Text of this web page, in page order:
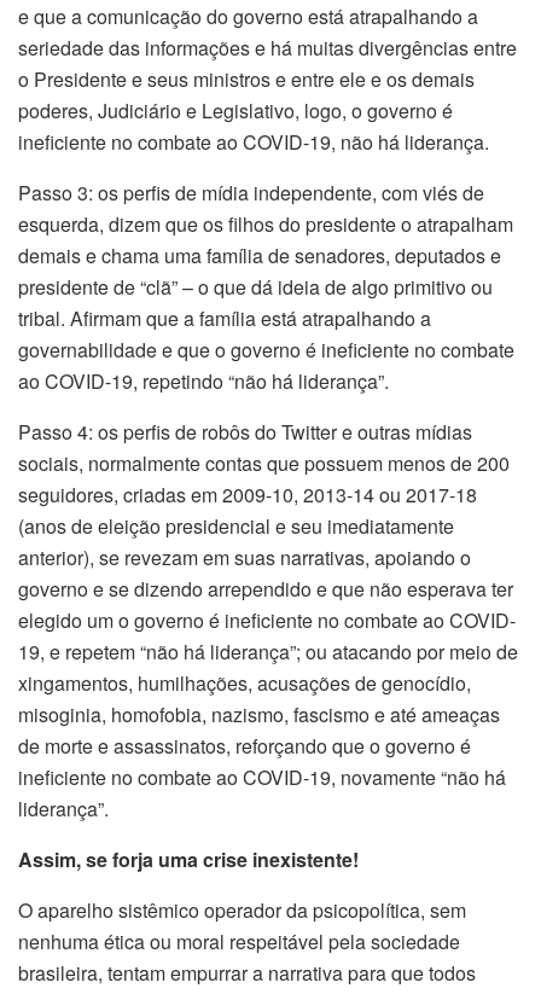
e que a comunicação do governo está atrapalhando a
seriedade das informações e há muitas divergências entre
o Presidente e seus ministros e entre ele e os demais
poderes, Judiciário e Legislativo, logo, o governo é
ineficiente no combate ao COVID-19, não há liderança.
Passo 3: os perfis de mídia independente, com viés de
esquerda, dizem que os filhos do presidente o atrapalham
demais e chama uma família de senadores, deputados e
presidente de “clã” – o que dá ideia de algo primitivo ou
tribal. Afirmam que a família está atrapalhando a
governabilidade e que o governo é ineficiente no combate
ao COVID-19, repetindo “não há liderança”.
Passo 4: os perfis de robôs do Twitter e outras mídias
sociais, normalmente contas que possuem menos de 200
seguidores, criadas em 2009-10, 2013-14 ou 2017-18
(anos de eleição presidencial e seu imediatamente
anterior), se revezam em suas narrativas, apoiando o
governo e se dizendo arrependido e que não esperava ter
elegido um o governo é ineficiente no combate ao COVID-
19, e repetem “não há liderança”; ou atacando por meio de
xingamentos, humilhações, acusações de genocídio,
misoginia, homofobia, nazismo, fascismo e até ameaças
de morte e assassinatos, reforçando que o governo é
ineficiente no combate ao COVID-19, novamente “não há
liderança”.
Assim, se forja uma crise inexistente!
O aparelho sistêmico operador da psicopolítica, sem
nenhuma ética ou moral respeitável pela sociedade
brasileira, tentam empurrar a narrativa para que todos